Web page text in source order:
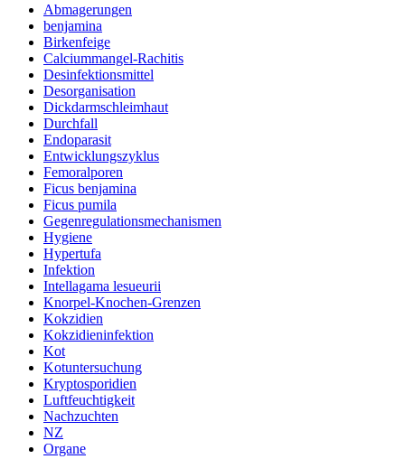
Abmagerungen
benjamina
Birkenfeige
Calciummangel-Rachitis
Desinfektionsmittel
Desorganisation
Dickdarmschleimhaut
Durchfall
Endoparasit
Entwicklungszyklus
Femoralporen
Ficus benjamina
Ficus pumila
Gegenregulationsmechanismen
Hygiene
Hypertufa
Infektion
Intellagama lesueurii
Knorpel-Knochen-Grenzen
Kokzidien
Kokzidieninfektion
Kot
Kotuntersuchung
Kryptosporidien
Luftfeuchtigkeit
Nachzuchten
NZ
Organe